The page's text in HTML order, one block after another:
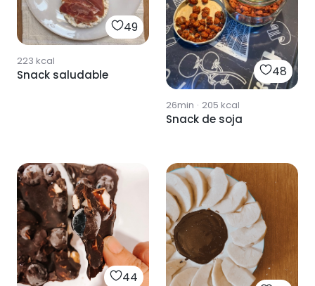
49
223 kcal
Snack saludable 48
26min · 205 kcal
Snack de soja
44